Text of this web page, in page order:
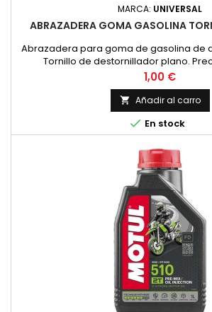
MARCA: UNIVERSAL
ABRAZADERA GOMA GASOLINA
Abrazadera para goma de gasolina de
Tornillo de destornillador plano.
Precio
1,00 €
 Añadir al carro
 En stock